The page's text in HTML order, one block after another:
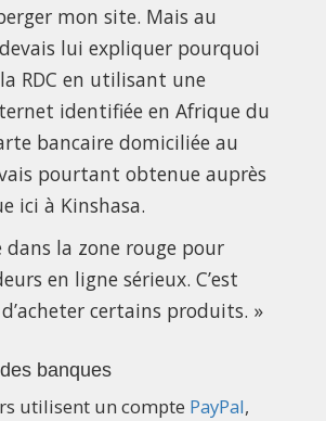
mon site. Mais au
lui expliquer pourquoi
RDC en utilisant une
identifiée en Afrique du
bancaire domiciliée au
pourtant obtenue auprès
ici à Kinshasa.
dans la zone rouge pour
en ligne sérieux. C’est
certains produits. »
banques
utilisent un compte PayPal,